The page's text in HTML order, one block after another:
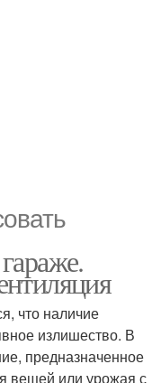
что наличие
излишество. В
предназначенное
вещей или урожая с